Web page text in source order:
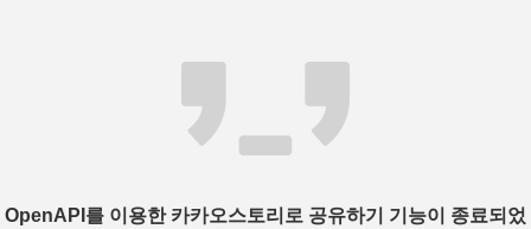
OpenAPI를 이용한 카카오스토리로 공유하기 기능이 종료되었